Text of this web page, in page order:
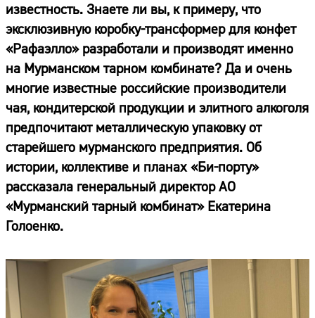
известность. Знаете ли вы, к примеру, что
эксклюзивную коробку-трансформер для конфет
«Рафаэлло» разработали и производят именно
на Мурманском тарном комбинате? Да и очень
многие известные российские производители
чая, кондитерской продукции и элитного алкоголя
предпочитают металлическую упаковку от
старейшего мурманского предприятия. Об
истории, коллективе и планах «Би-порту»
рассказала генеральный директор АО
«Мурманский тарный комбинат» Екатерина
Голоенко.